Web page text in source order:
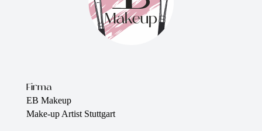
Firma
EB Makeup
Make-up Artist Stuttgart